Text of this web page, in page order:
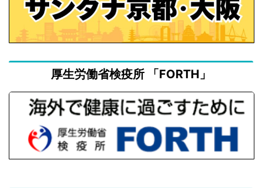
厚生労働省検疫所 「FORTH」